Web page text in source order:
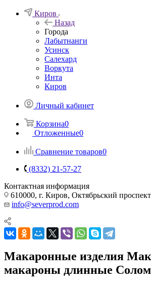
Киров
Назад
Города
Лабытнанги
Усинск
Салехард
Воркута
Инта
Киров
Личный кабинет
Корзина0
Отложенные0
Сравнение товаров0
(8332) 21-57-27
Контактная информация
610000, г. Киров, Октябрьский
info@severprod.com
Макаронные изделия
макароны длинные